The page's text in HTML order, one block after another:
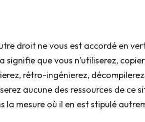
droit ne vous est accordé en
que vous n’utiliserez,
rétro-ingénierez,
aucune des ressources de ce
mesure où il en est stipulé